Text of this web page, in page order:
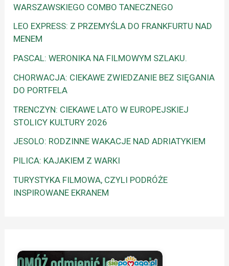
WARSZAWSKIEGO COMBO TANECZNEGO
LEO EXPRESS: Z PRZEMYŚLA DO FRANKFURTU NAD
MENEM
PASCAL: WERONIKA NA FILMOWYM SZLAKU.
CHORWACJA: CIEKAWE ZWIEDZANIE BEZ SIĘGANIA
DO PORTFELA
TRENCZYN: CIEKAWE LATO W EUROPEJSKIEJ
STOLICY KULTURY 2026
JESOLO: RODZINNE WAKACJE NAD ADRIATYKIEM
PILICA: KAJAKIEM Z WARKI
TURYSTYKA FILMOWA, CZYLI PODRÓŻE
INSPIROWANE EKRANEM